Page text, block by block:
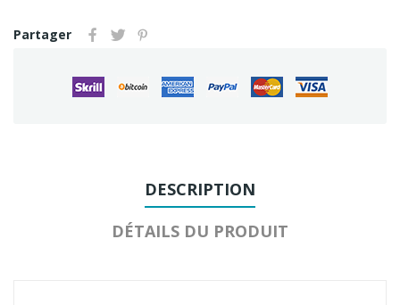
Partager
DESCRIPTION
DÉTAILS DU PRODUIT